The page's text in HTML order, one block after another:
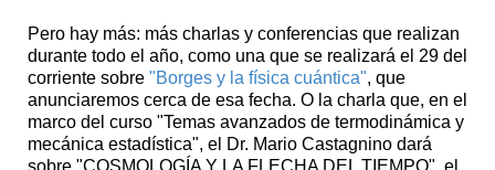
Pero hay más: más charlas y conferencias que realizan
durante todo el año, como una que se realizará el 29 del
corriente sobre "Borges y la física cuántica", que
anunciaremos cerca de esa fecha. O la charla que, en el
marco del curso "Temas avanzados de termodinámica y
mecánica estadística", el Dr. Mario Castagnino dará
sobre "COSMOLOGÍA Y LA FLECHA DEL TIEMPO", el